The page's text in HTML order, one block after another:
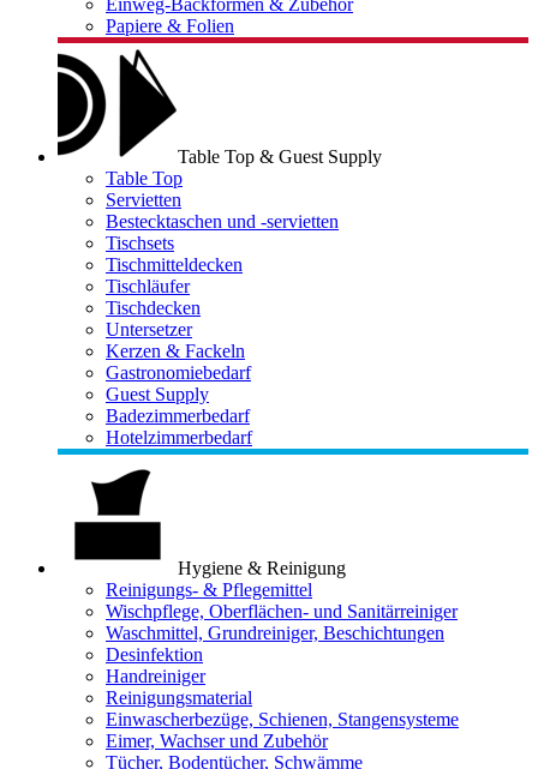
Einweg-Backformen & Zubehör
Papiere & Folien
Table Top & Guest Supply
Table Top
Servietten
Bestecktaschen und -servietten
Tischsets
Tischmitteldecken
Tischläufer
Tischdecken
Untersetzer
Kerzen & Fackeln
Gastronomiebedarf
Guest Supply
Badezimmerbedarf
Hotelzimmerbedarf
Hygiene & Reinigung
Reinigungs- & Pflegemittel
Wischpflege, Oberflächen- und Sanitärreiniger
Waschmittel, Grundreiniger, Beschichtungen
Desinfektion
Handreiniger
Reinigungsmaterial
Einwascherbezüge, Schienen, Stangensysteme
Eimer, Wachser und Zubehör
Tücher, Bodentücher, Schwämme